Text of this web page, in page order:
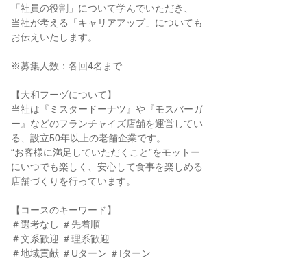
「社員の役割」について学んでいただき、
当社が考える「キャリアアップ」についても
お伝えいたします。
※募集人数：各回4名まで
【大和フーヅについて】
当社は『ミスタードーナツ』や『モスバーガ
ー』などのフランチャイズ店舗を運営してい
る、設立50年以上の老舗企業です。
“お客様に満足していただくこと”をモットー
にいつでも楽しく、安心して食事を楽しめる
店舗づくりを行っています。
【コースのキーワード】
＃選考なし ＃先着順
＃文系歓迎 ＃理系歓迎
＃地域貢献 ＃Uターン ＃Iターン